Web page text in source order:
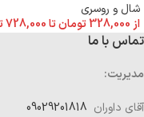
شال و روسری
از 328,000تومانتا728,000
تماس با ما
مدیریت:
آقای داوران